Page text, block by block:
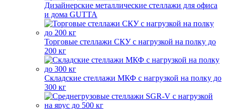
Дизайнерские металлические стеллажи для офиса
и дома GUTTA
Торговые стеллажи СКУ с нагрузкой на полку до
200 кг
Складские стеллажи МКФ с нагрузкой на полку до
300 кг